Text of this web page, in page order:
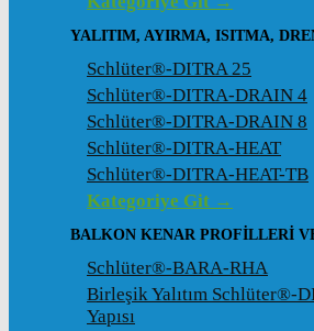
YALITIM, AYIRMA, ISITMA,
Schlüter®-DITRA 25
Schlüter®-DITRA-DRAIN 4
Schlüter®-DITRA-DRAIN 8
Schlüter®-DITRA-HEAT
Schlüter®-DITRA-HEAT-TB
Kategoriye Git →
BALKON KENAR PROFILLERI
Schlüter®-BARA-RHA
Birleşik Yalıtım Schlüter®-
Yapısı